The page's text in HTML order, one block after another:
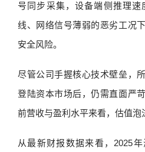
号同步采集，设备端侧推理速
线、网络信号薄弱的恶劣工况
安全风险。
尽管公司手握核心技术壁垒，
登陆资本市场后，仍需直面严
前营收与盈利水平来看，估值泡
从最新财报数据来看，2025